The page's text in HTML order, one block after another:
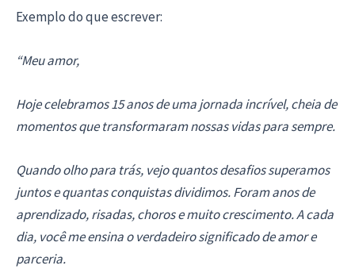
Exemplo do que escrever:
“Meu amor,
Hoje celebramos 15 anos de uma jornada incrível, cheia de
momentos que transformaram nossas vidas para sempre.
Quando olho para trás, vejo quantos desafios superamos
juntos e quantas conquistas dividimos. Foram anos de
aprendizado, risadas, choros e muito crescimento. A cada
dia, você me ensina o verdadeiro significado de amor e
parceria.